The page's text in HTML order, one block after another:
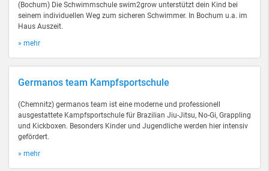
(Bochum) Die Schwimmschule swim2grow unterstützt dein Kind bei
seinem individuellen Weg zum sicheren Schwimmer. In Bochum u.a. im
Haus Auszeit.
» mehr
Germanos team Kampfsportschule
(Chemnitz) germanos team ist eine moderne und professionell
ausgestattete Kampfsportschule für Brazilian Jiu-Jitsu, No-Gi, Grappling
und Kickboxen. Besonders Kinder und Jugendliche werden hier intensiv
gefördert.
» mehr